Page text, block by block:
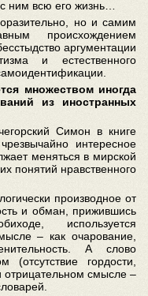
ним всю его жизнь…
но и самим
происхождением
аргументации
и естественного
множеством иногда
из иностранных
Симон в книге
интересное
меняться в мирской
понятий нравственного
производное от
и обман, прижившись
используется
– как очарование,
А слово
(отсутствие гордости,
отрицательном смысле –